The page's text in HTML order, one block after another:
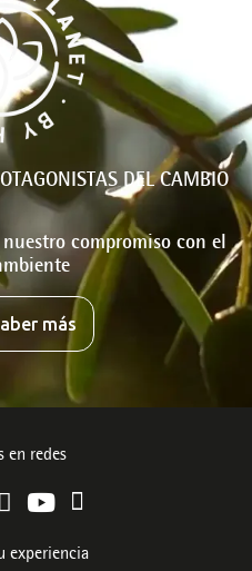
DEL CAMBIO
nuestro compromiso con el
más
en redes
experiencia